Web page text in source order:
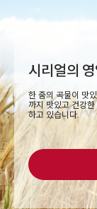
시리얼의
한 줌의 곡물이 맛
까지 맛있고 건강
하고 있습니다.